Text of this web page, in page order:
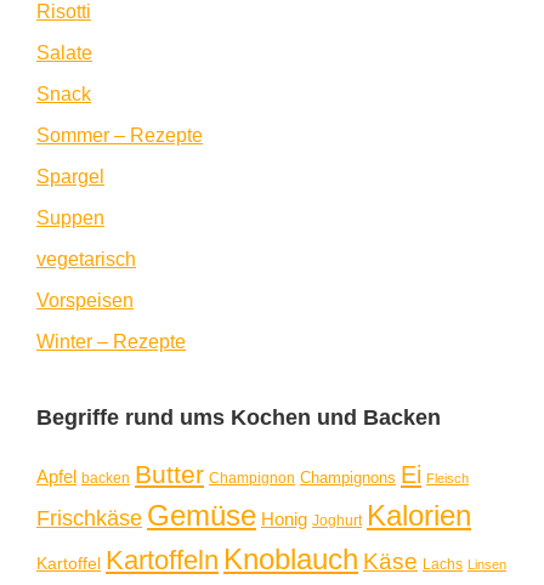
Risotti
Salate
Snack
Sommer – Rezepte
Spargel
Suppen
vegetarisch
Vorspeisen
Winter – Rezepte
Begriffe rund ums Kochen und Backen
Apfel backen Butter Champignon Champignons Ei Fleisch
Frischkäse Gemüse Honig Joghurt Kalorien
Kartoffel Kartoffeln Knoblauch Käse Lachs Linsen